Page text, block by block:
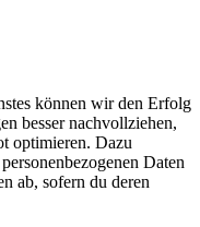
können wir den Erfolg
besser nachvollziehen,
optimieren. Dazu
Daten
ab, sofern du deren